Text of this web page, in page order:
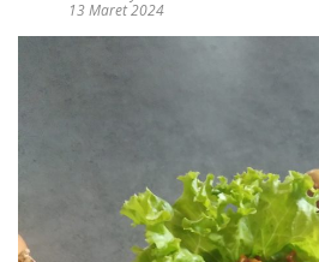
13 Maret 2024